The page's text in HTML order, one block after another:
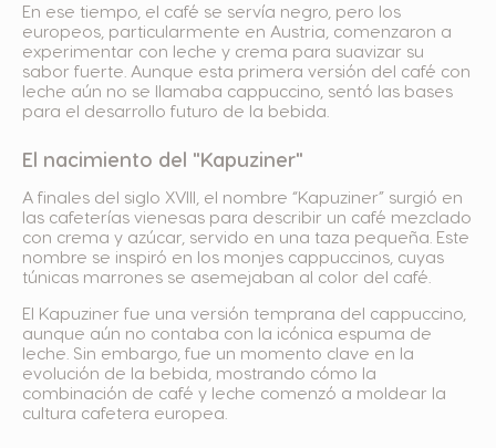
En ese tiempo, el café se servía negro, pero los
europeos, particularmente en Austria, comenzaron a
experimentar con leche y crema para suavizar su
sabor fuerte. Aunque esta primera versión del café con
leche aún no se llamaba cappuccino, sentó las bases
para el desarrollo futuro de la bebida.
El nacimiento del "Kapuziner"
A finales del siglo XVIII, el nombre “Kapuziner” surgió en
las cafeterías vienesas para describir un café mezclado
con crema y azúcar, servido en una taza pequeña. Este
nombre se inspiró en los monjes cappuccinos, cuyas
túnicas marrones se asemejaban al color del café.
El Kapuziner fue una versión temprana del cappuccino,
aunque aún no contaba con la icónica espuma de
leche. Sin embargo, fue un momento clave en la
evolución de la bebida, mostrando cómo la
combinación de café y leche comenzó a moldear la
cultura cafetera europea.